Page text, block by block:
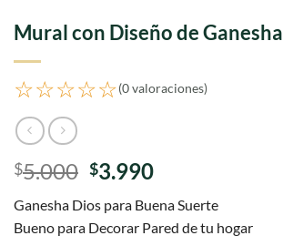
Mural con Diseño de Ganesha
☆☆☆☆☆(0 valoraciones)
$5.000 El
original
era:
$3.990El
actual
es:
Ganesha Dios para Buena Suerte
Bueno para Decorar Pared de tu hogar